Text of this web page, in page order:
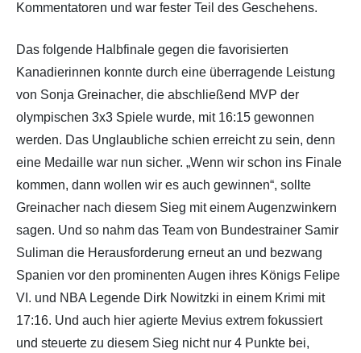
Kommentatoren und war fester Teil des Geschehens.
Das folgende Halbfinale gegen die favorisierten
Kanadierinnen konnte durch eine überragende Leistung
von Sonja Greinacher, die abschließend MVP der
olympischen 3x3 Spiele wurde, mit 16:15 gewonnen
werden. Das Unglaubliche schien erreicht zu sein, denn
eine Medaille war nun sicher. „Wenn wir schon ins Finale
kommen, dann wollen wir es auch gewinnen“, sollte
Greinacher nach diesem Sieg mit einem Augenzwinkern
sagen. Und so nahm das Team von Bundestrainer Samir
Suliman die Herausforderung erneut an und bezwang
Spanien vor den prominenten Augen ihres Königs Felipe
VI. und NBA Legende Dirk Nowitzki in einem Krimi mit
17:16. Und auch hier agierte Mevius extrem fokussiert
und steuerte zu diesem Sieg nicht nur 4 Punkte bei,